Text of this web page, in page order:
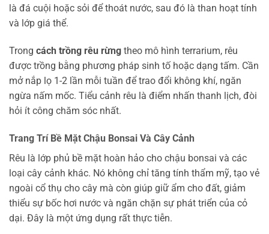
là đá cuội hoặc sỏi để thoát nước, sau đó là than hoạt tính
và lớp giá thể.
Trong cách trồng rêu rừng theo mô hình terrarium, rêu
được trồng bằng phương pháp sinh tố hoặc dạng tấm. Cần
mở nắp lọ 1-2 lần mỗi tuần để trao đổi không khí, ngăn
ngừa nấm mốc. Tiểu cảnh rêu là điểm nhấn thanh lịch, đòi
hỏi ít công chăm sóc nhất.
Trang Trí Bề Mặt Chậu Bonsai Và Cây Cảnh
Rêu là lớp phủ bề mặt hoàn hảo cho chậu bonsai và các
loại cây cảnh khác. Nó không chỉ tăng tính thẩm mỹ, tạo vẻ
ngoài cổ thụ cho cây mà còn giúp giữ ẩm cho đất, giảm
thiểu sự bốc hơi nước và ngăn chặn sự phát triển của cỏ
dại. Đây là một ứng dụng rất thực tiễn.